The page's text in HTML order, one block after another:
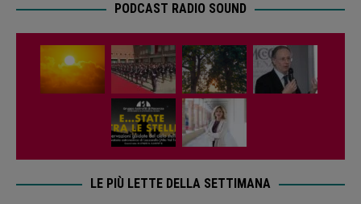
PODCAST RADIO SOUND
LE PIÙ LETTE DELLA SETTIMANA